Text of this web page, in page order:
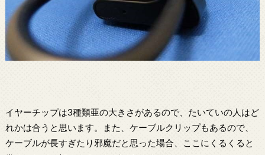
イヤーチップは3種類亜の大きさがあるので、たいていの人はど
れかは合うと思います。また、ケーブルクリップもあるので、
ケーブルが長すぎたり邪魔だと思った場合、ここにくるくると